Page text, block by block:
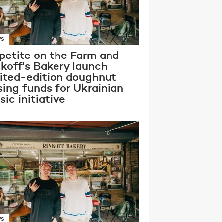
on the Farm and
Bakery launch
edition doughnut
funds for Ukrainian
initiative